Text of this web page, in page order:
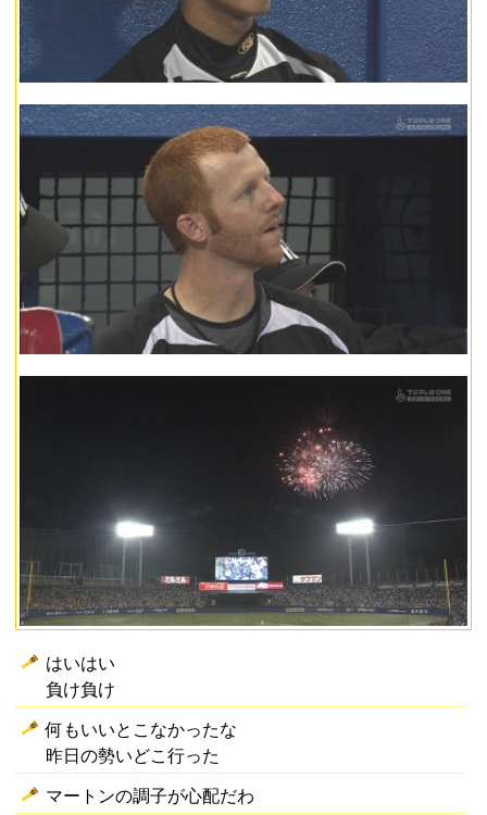
はいはい
負け負け
何もいいとこなかったな
昨日の勢いどこ行った
マートンの調子が心配だわ